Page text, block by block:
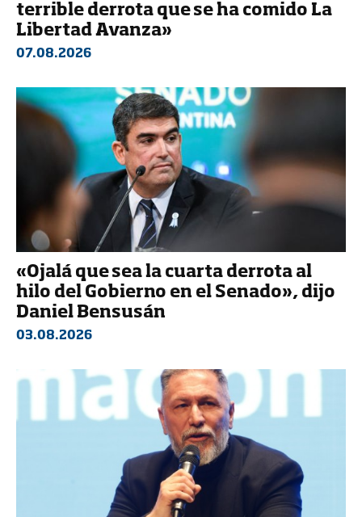
terrible derrota que se ha comido La
Libertad Avanza»
07.08.2026
«Ojalá que sea la cuarta derrota al
hilo del Gobierno en el Senado», dijo
Daniel Bensusán
03.08.2026